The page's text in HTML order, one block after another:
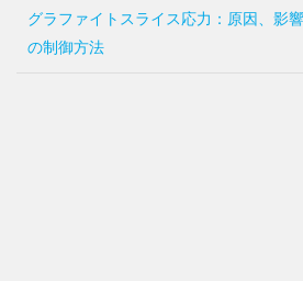
グラファイトスライス応力：原因、影
の制御方法